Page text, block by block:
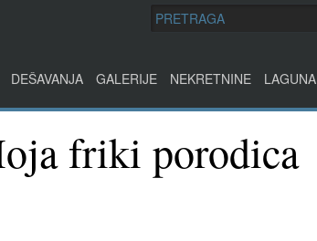
DEŠAVANJA GALERIJE NEKRETNINE LAGUNA
friki porodica